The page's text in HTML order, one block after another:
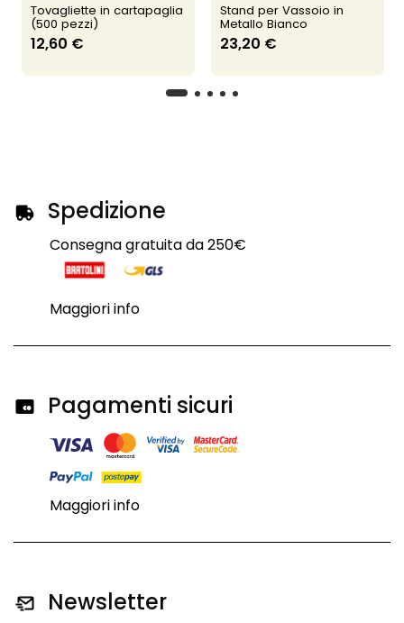
Tovagliette in cartapaglia
(500 pezzi)
12,60 €
Stand per Vassoio in
Metallo Bianco
23,20 €
Spedizione
Consegna gratuita da 250€
Maggiori info
Pagamenti sicuri
Maggiori info
Newsletter